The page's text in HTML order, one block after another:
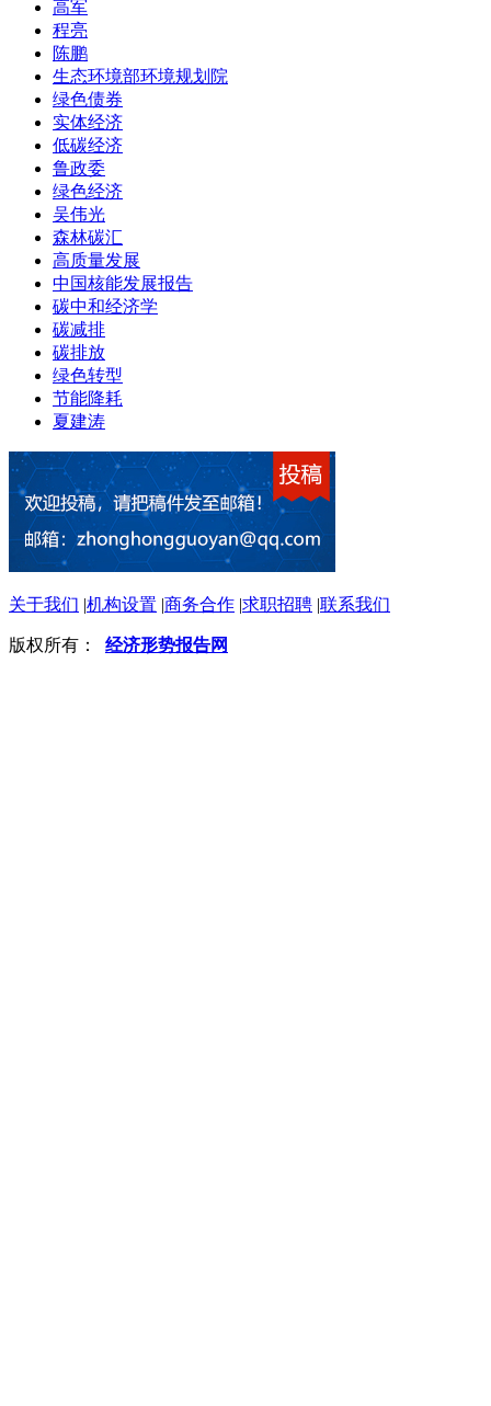
高军
程亮
陈鹏
生态环境部环境规划院
绿色债券
实体经济
低碳经济
鲁政委
绿色经济
吴伟光
森林碳汇
高质量发展
中国核能发展报告
碳中和经济学
碳减排
碳排放
绿色转型
节能降耗
夏建涛
关于我们 |机构设置 |商务合作 |求职招聘 |联系我们
版权所有： 经济形势报告网